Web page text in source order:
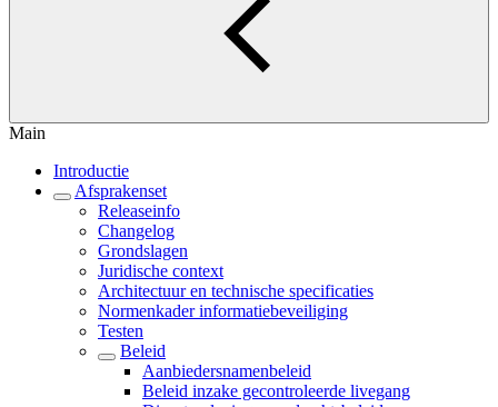
Main
Introductie
Afsprakenset
Releaseinfo
Changelog
Grondslagen
Juridische context
Architectuur en technische specificaties
Normenkader informatiebeveiliging
Testen
Beleid
Aanbiedersnamenbeleid
Beleid inzake gecontroleerde livegang